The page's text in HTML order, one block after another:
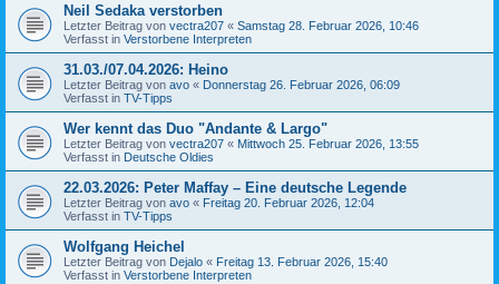
Neil Sedaka verstorben
Letzter Beitrag von vectra207 « Samstag 28. Februar 2026, 10:46
Verfasst in Verstorbene Interpreten
31.03./07.04.2026: Heino
Letzter Beitrag von avo « Donnerstag 26. Februar 2026, 06:09
Verfasst in TV-Tipps
Wer kennt das Duo "Andante & Largo"
Letzter Beitrag von vectra207 « Mittwoch 25. Februar 2026, 13:55
Verfasst in Deutsche Oldies
22.03.2026: Peter Maffay – Eine deutsche Legende
Letzter Beitrag von avo « Freitag 20. Februar 2026, 12:04
Verfasst in TV-Tipps
Wolfgang Heichel
Letzter Beitrag von Dejalo « Freitag 13. Februar 2026, 15:40
Verfasst in Verstorbene Interpreten